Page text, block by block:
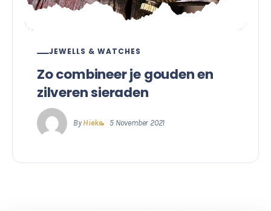
JEWELLS & WATCHES
Zo combineer je gouden en
zilveren sieraden
By Hieke 5 November 2021